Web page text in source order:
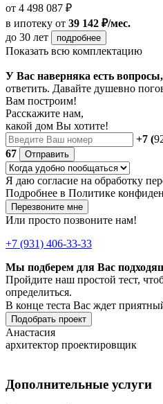
от 4 498 087 ₽
в ипотеку от 39 142 ₽/мес.
до 30 лет
подробнее
Показать всю комплектацию
У Вас наверняка есть вопросы,
ответить. Давайте душевно
Вам построим!
Расскажите нам,
какой дом Вы хотите!
+7 (
67
Отправить
Я даю согласие на обработку
Подробнее в Политике
Перезвоните мне
Или просто позвоните нам!
+7 (931) 406-33-33
Мы подберем для Вас
Пройдите наш простой тест,
определиться.
В конце теста Вас ждет
Подобрать проект
Анастасия
архитектор проектировщик
Дополнительные услуги